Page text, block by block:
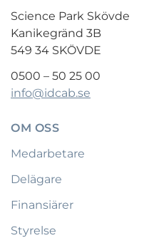
Science Park Skövde
Kanikegränd 3B
549 34 SKÖVDE
0500 – 50 25 00
info@idcab.se
OM OSS
Medarbetare
Delägare
Finansiärer
Styrelse